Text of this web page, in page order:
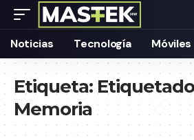
Noticias Tecnología Móviles
Etiqueta:
Memoria